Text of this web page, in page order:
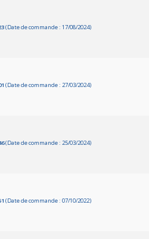
(Date de commande : 17/08/2024)
(Date de commande : 27/03/2024)
(Date de commande : 25/03/2024)
(Date de commande : 07/10/2022)